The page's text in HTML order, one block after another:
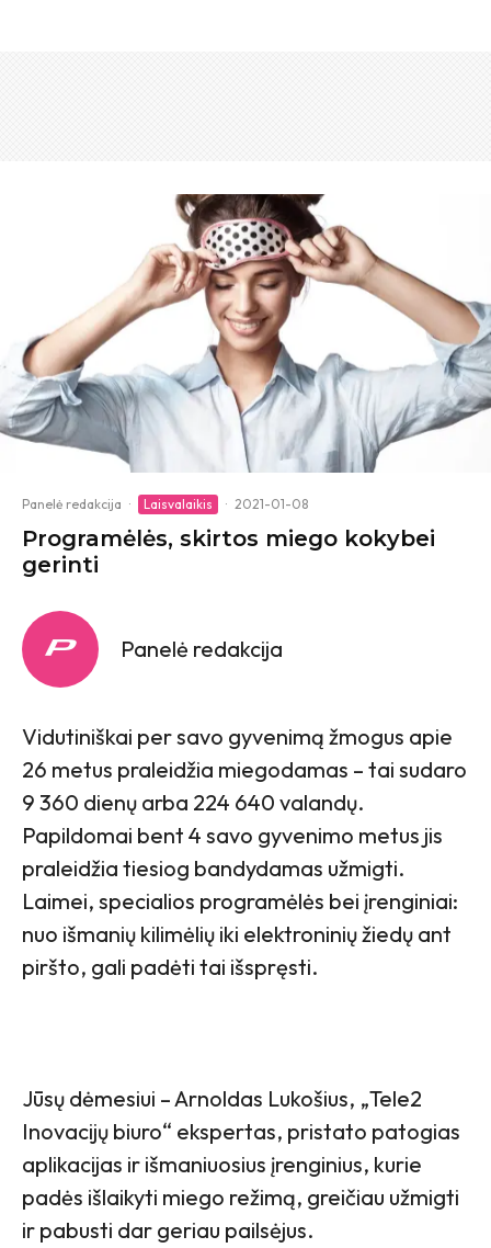
Panelė redakcija · Laisvalaikis · 2021-01-08
Programėlės, skirtos miego kokybei
gerinti
Panelė redakcija
Vidutiniškai per savo gyvenimą žmogus apie
26 metus praleidžia miegodamas – tai sudaro
9 360 dienų arba 224 640 valandų.
Papildomai bent 4 savo gyvenimo metus jis
praleidžia tiesiog bandydamas užmigti.
Laimei, specialios programėlės bei įrenginiai:
nuo išmanių kilimėlių iki elektroninių žiedų ant
piršto, gali padėti tai išspręsti.
Jūsų dėmesiui – Arnoldas Lukošius, „Tele2
Inovacijų biuro“ ekspertas, pristato patogias
aplikacijas ir išmaniuosius įrenginius, kurie
padės išlaikyti miego režimą, greičiau užmigti
ir pabusti dar geriau pailsėjus.